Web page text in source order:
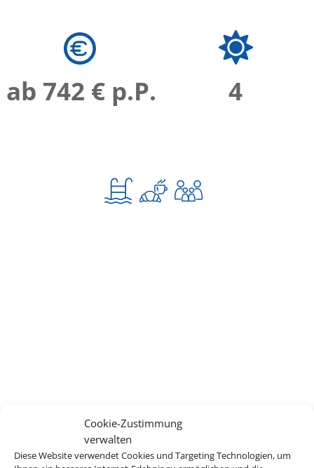
Cookie-Zustimmung
verwalten
Diese Website verwendet Cookies und Targeting Technologien, um
ab 742 € p.P. 4